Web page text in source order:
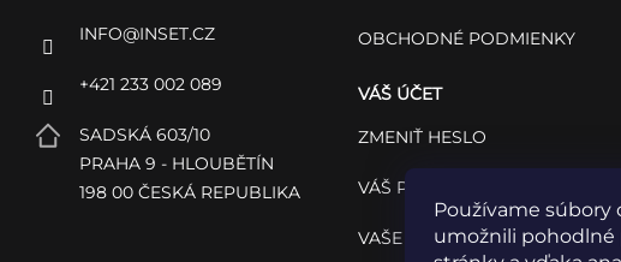
Používame súbory
umožnili pohodlné
INFO@INSET.CZ
+421 233 002 089
SADSKÁ 603/10
PRAHA 9 - HLOUBĚTÍN
198 00 ČESKÁ REPUBLIKA
OBCHODNÉ PODMIENKY
VÁŠ ÚČET
ZMENIŤ HESLO
VÁŠ PROFIL
VAŠE OBJEDNÁVKY